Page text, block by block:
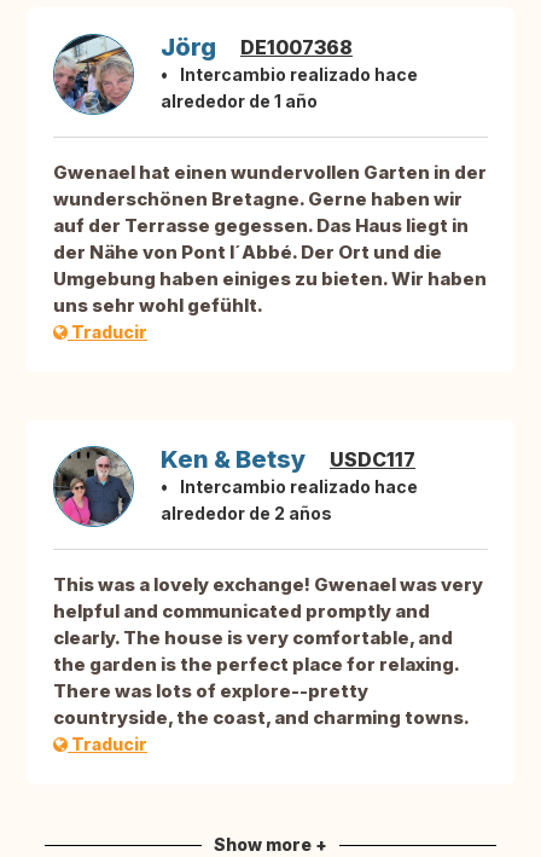
Jörg DE1007368
Intercambio realizado hace
alrededor de 1 año
Gwenael hat einen wundervollen Garten in der
wunderschönen Bretagne. Gerne haben wir
auf der Terrasse gegessen. Das Haus liegt in
der Nähe von Pont l´Abbé. Der Ort und die
Umgebung haben einiges zu bieten. Wir haben
uns sehr wohl gefühlt.
Traducir
Ken & Betsy USDC117
Intercambio realizado hace
alrededor de 2 años
This was a lovely exchange! Gwenael was very
helpful and communicated promptly and
clearly. The house is very comfortable, and
the garden is the perfect place for relaxing.
There was lots of explore--pretty
countryside, the coast, and charming towns.
Traducir
Show more +